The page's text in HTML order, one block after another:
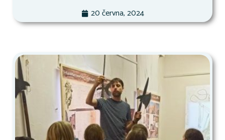
20 června, 2024